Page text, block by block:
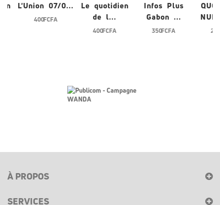
L'Union 07/0...
400 FCFA
Le quotidien
de l...
400 FCFA
Infos Plus
Gabon ...
350 FCFA
À PROPOS
SERVICES